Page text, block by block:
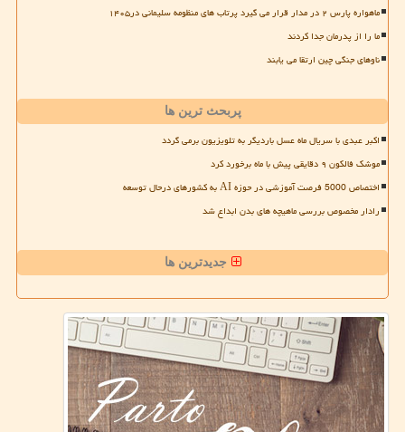
ماهواره پارس ۲ در مدار قرار می گیرد پرتاب های منظومه سلیمانی در۱۴۰۵
ما را از پدرمان جدا کردند
ناوهای جنگی چین ارتقا می یابند
پربحث ترین ها
اکبر عبدی با سریال ماه عسل باردیگر به تلویزیون برمی گردد
موشک فالکون ۹ دقایقی پیش با ماه برخورد کرد
اختصاص 5000 فرصت آموزشی در حوزه AI به کشورهای درحال توسعه
رادار مخصوص بررسی ماهیچه های بدن ابداع شد
جدیدترین ها